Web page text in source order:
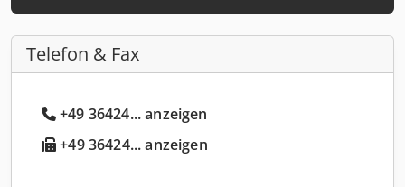
Telefon & Fax
+49 36424... anzeigen
+49 36424... anzeigen